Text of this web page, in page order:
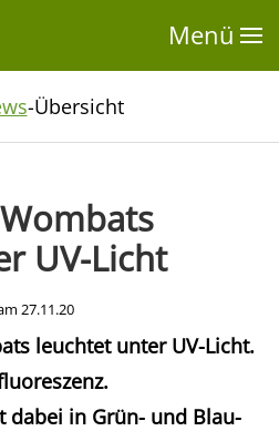
Menü
-Übersicht
UV-Licht
27.11.20
leuchtet unter UV-Licht.
dabei in Grün- und Blau-